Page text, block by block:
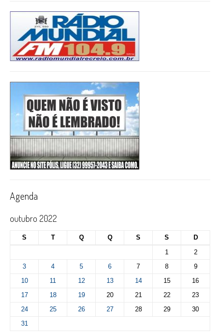
Agenda
outubro 2022
S T Q Q S S
D
1
2
3
4 5 6 7 8
9
10
11 12 13 14 15
16
17
18 19 20 21 22
23
24
25 26 27 28 29
30
31